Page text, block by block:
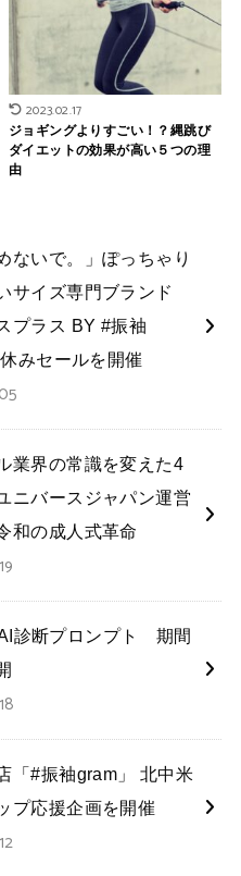
2023.02.17
ジョギングよりすごい！？縄跳び
ダイエットの効果が高い５つの理
由
ないで。」ぽっちゃり
サイズ専門ブランド
プラス BY #振袖
みセールを開催
業界の常識を変えた4
ニバースジャパン運営
和の成人式革命
診断プロンプト 期間
「#振袖gram」 北中米
プ応援企画を開催